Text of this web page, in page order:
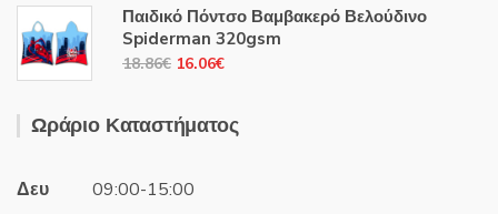
24.47€.είναι:
14.99€.
Παιδικό Πόντσο Βαμβακερό Βελούδινο
Spiderman 320gsm
18.86€ Original
was:
18.86€.
16.06€Η
τιμή
είναι:
Ωράριο Καταστήματος
Δευ 09:00-15:00